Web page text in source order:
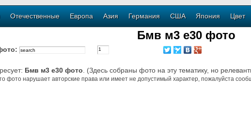
Отечественные Европа Азия Германия США Япония Цвет
Бмв м3 е30 фото
Бмв м3 е30 фото . (Здесь собраны фото на эту тематику, но
фото нарушает авторские права или имеет не допустимый характер, пожалуйста